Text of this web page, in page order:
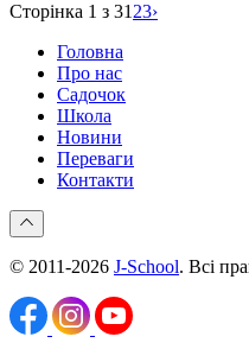
Сторінка 1 з 31 23›
Головна
Про нас
Садочок
Школа
Новини
Переваги
Контакти
© 2011-2026 J-School. Всі